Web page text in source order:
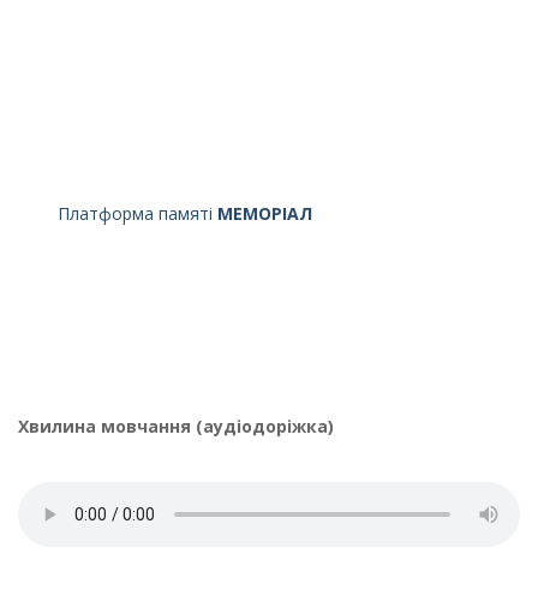
Платформа памяті МЕМОРІАЛ
Хвилина мовчання (аудіодоріжка)